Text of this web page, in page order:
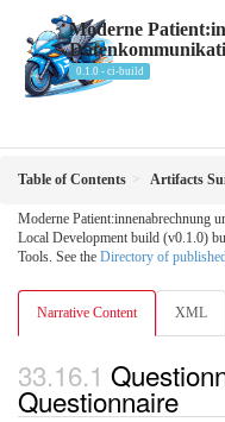
Moderne
0.1.0 - ci-build
Table of Contents Artifacts
Moderne Patient:innenabrechnung
Local Development build (v0.1.0)
Tools. See the Directory of
Narrative Content XML
Questionnaire